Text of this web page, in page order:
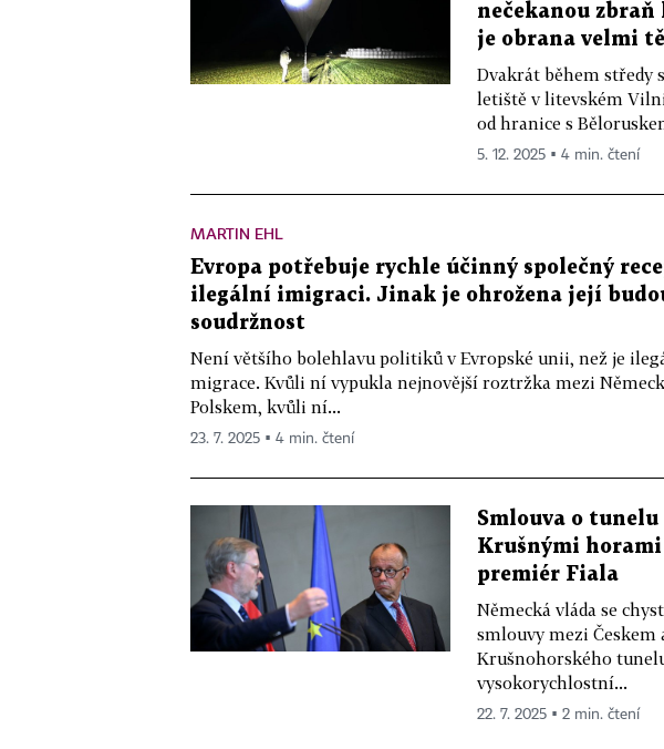
nečekanou
je obrana velmi
Dvakrát během středy
letiště v litevském
od hranice s
5. 12. 2025 ▪ 4 min. čtení
MARTIN EHL
Evropa potřebuje rychle účinný společný
ilegální imigraci. Jinak je ohrožena její
soudržnost
Není většího bolehlavu politiků v Evropské unii, než je
migrace. Kvůli ní vypukla nejnovější roztržka mezi
Polskem, kvůli ní...
23. 7. 2025 ▪ 4 min. čtení
Smlouva o
Krušnými
premiér Fiala
Německá vláda se
smlouvy mezi Českem
Krušnohorského
vysokorychlostní...
22. 7. 2025 ▪ 2 min. čtení